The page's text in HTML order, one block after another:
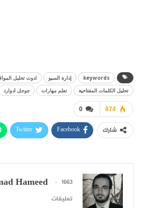
keywords إدارة السيو ادوت تحليل
تحليل الكلمات المفتاحية
تعلم مهارات جوجل ادوارد
0 874
شارك Facebook
Twitter
Hameed 1663 المشاركات
تعليقات